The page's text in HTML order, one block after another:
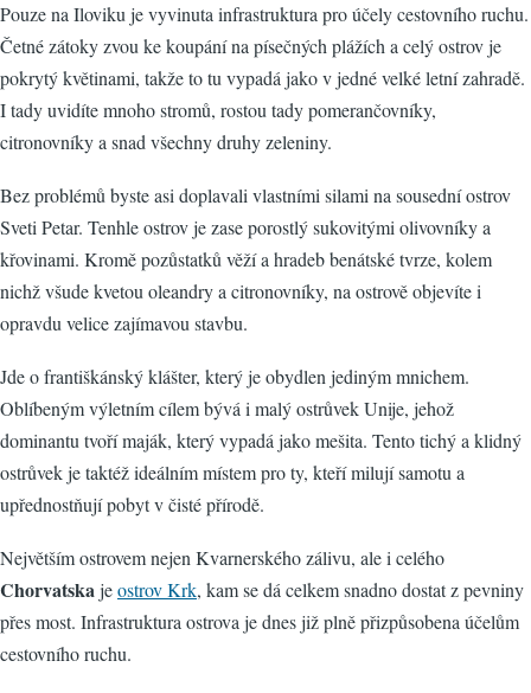
Pouze na Iloviku je vyvinuta infrastruktura pro účely cestovního ruchu.
Četné zátoky zvou ke koupání na písečných plážích a celý ostrov je
pokrytý květinami, takže to tu vypadá jako v jedné velké letní zahradě.
I tady uvidíte mnoho stromů, rostou tady pomerančovníky,
citronovníky a snad všechny druhy zeleniny.
Bez problémů byste asi doplavali vlastními silami na sousední ostrov
Sveti Petar. Tenhle ostrov je zase porostlý sukovitými olivovníky a
křovinami. Kromě pozůstatků věží a hradeb benátské tvrze, kolem
nichž všude kvetou oleandry a citronovníky, na ostrově objevíte i
opravdu velice zajímavou stavbu.
Jde o františkánský klášter, který je obydlen jediným mnichem.
Oblíbeným výletním cílem bývá i malý ostrůvek Unije, jehož
dominantu tvoří maják, který vypadá jako mešita. Tento tichý a klidný
ostrůvek je taktéž ideálním místem pro ty, kteří milují samotu a
upřednostňují pobyt v čisté přírodě.
Největším ostrovem nejen Kvarnerského zálivu, ale i celého
Chorvatskajeostrov Krk, kam se dá celkem snadno dostat z pevniny
přes most. Infrastruktura ostrova je dnes již plně přizpůsobena účelům
cestovního ruchu.